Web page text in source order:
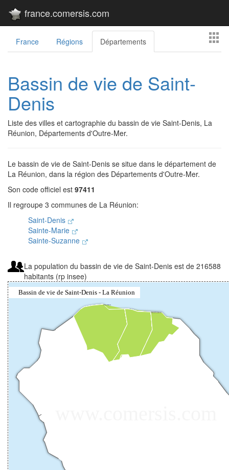
france.comersis.com
France Régions Départements
Bassin de vie de Saint-
Denis
Liste des villes et cartographie du bassin de vie Saint-Denis, La
Réunion, Départements d'Outre-Mer.
Le bassin de vie de Saint-Denis se situe dans le département de
La Réunion, dans la région des Départements d'Outre-Mer.
Son code officiel est 97411
Il regroupe 3 communes de La Réunion:
Saint-Denis
Sainte-Marie
Sainte-Suzanne
La population du bassin de vie de Saint-Denis est de 216588
habitants (rp insee)